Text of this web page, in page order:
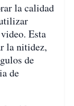
la calidad
Esta
la nitidez,
de
de